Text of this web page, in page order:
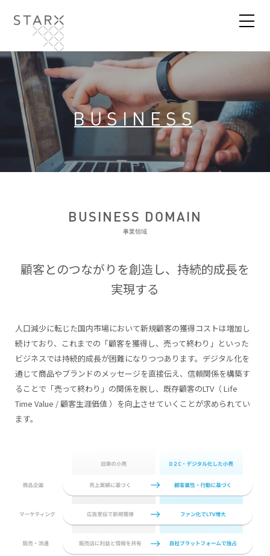
BUSINE SS
BUSINESS DOMAIN
事業領域
顧客とのつながりを創造し、持続的成長を
実現する
人口減少に転じた国内市場において新規顧客の獲得コストは増加し
続けており、これまでの「顧客を獲得し、売って終わり」といった
ビジネスでは持続的成長が困難になりつつあります。デジタル化を
通じて商品やブランドのメッセージを直接伝え、信頼関係を構築す
ることで「売って終わり」の関係を脱し、既存顧客のLTV（ Life
Time Value / 顧客生涯価値 ）を向上させていくことが求められてい
ます。